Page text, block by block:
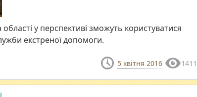
у перспективі зможуть користуватися
екстреної допомоги.
5 квітня 2016 1411